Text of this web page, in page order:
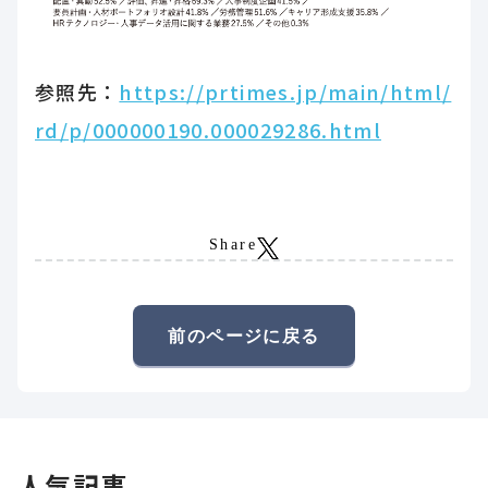
参照先： https://prtimes.jp/main/html/
rd/p/000000190.000029286.html
Share
前のページに戻る